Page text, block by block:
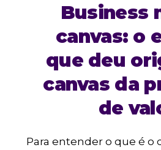
Business
canvas: o
que deu
canvas da
de
Para entender o que é o